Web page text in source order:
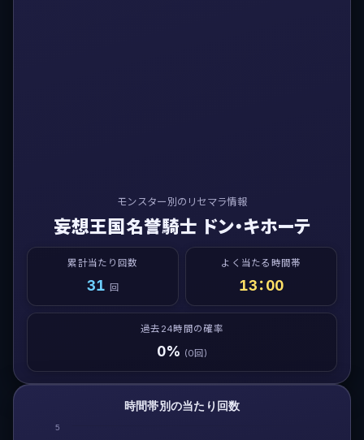
モンスター別のリセマラ情報
妄想王国名誉騎士 ドン・キホーテ
累計当たり回数
31 回
よく当たる時間帯
13：00
過去24時間の確率
0% (0回)
時間帯別の当たり回数
5